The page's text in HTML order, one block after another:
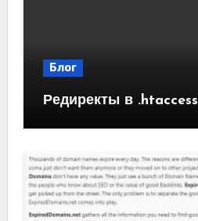
Блог
Редиректы в .htaccess